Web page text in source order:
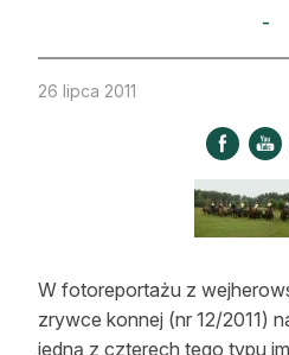
Nowe technologie
Kultura i historia
Strefa eksperta
Dla drwala
-
26 lipca 2011
W fotoreportażu z
zrywce konnej (nr 12/2011)
jedną z czterech tego typu